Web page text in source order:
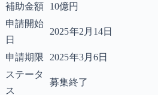
補助金額
10億円
申請開始
日
2025年2月14日
申請期限
2025年3月6日
ステータ
ス
募集終了